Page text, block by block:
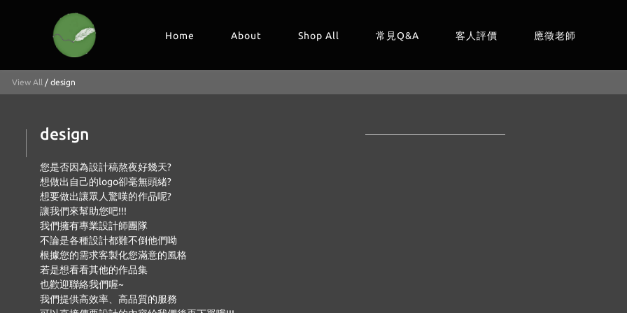
Home About Shop All 常見Q&A 客人評價 應徵老師
View All / design
design
您是否因為設計稿熬夜好幾天?
想做出自己的logo卻毫無頭緒?
想要做出讓眾人驚嘆的作品呢?
讓我們來幫助您吧!!!
我們擁有專業設計師團隊
不論是各種設計都難不倒他們呦
根據您的需求客製化您滿意的風格
若是想看看其他的作品集
也歡迎聯絡我們喔~
我們提供高效率、高品質的服務